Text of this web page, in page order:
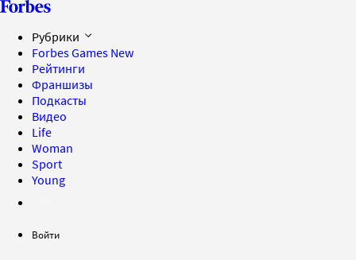
Рубрики
Forbes Games New
Рейтинги
Франшизы
Подкасты
Видео
Life
Woman
Sport
Young
Войти